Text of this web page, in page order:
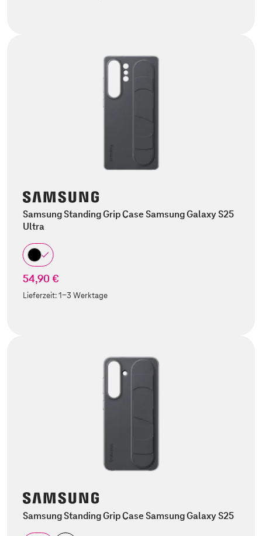
Samsung Standing Grip Case Samsung Galaxy S25
Ultra
54,90 €
Lieferzeit:1-3 Werktage
Samsung Standing Grip Case Samsung Galaxy S25